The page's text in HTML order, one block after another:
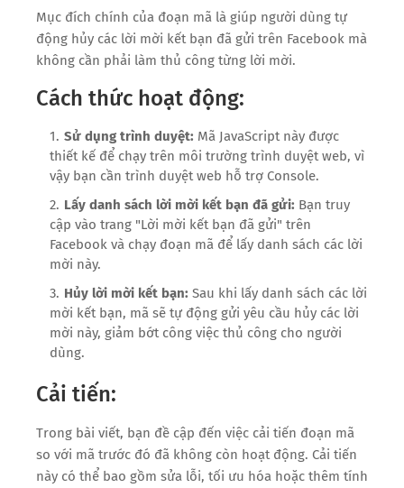
Mục đích chính của đoạn mã là giúp người dùng tự
động hủy các lời mời kết bạn đã gửi trên Facebook mà
không cần phải làm thủ công từng lời mời.
Cách thức hoạt động:
Sử dụng trình duyệt: Mã JavaScript này được
thiết kế để chạy trên môi trường trình duyệt web, vì
vậy bạn cần trình duyệt web hỗ trợ Console.
Lấy danh sách lời mời kết bạn đã gửi: Bạn truy
cập vào trang "Lời mời kết bạn đã gửi" trên
Facebook và chạy đoạn mã để lấy danh sách các lời
mời này.
Hủy lời mời kết bạn: Sau khi lấy danh sách các lời
mời kết bạn, mã sẽ tự động gửi yêu cầu hủy các lời
mời này, giảm bớt công việc thủ công cho người
dùng.
Cải tiến:
Trong bài viết, bạn đề cập đến việc cải tiến đoạn mã
so với mã trước đó đã không còn hoạt động. Cải tiến
này có thể bao gồm sửa lỗi, tối ưu hóa hoặc thêm tính